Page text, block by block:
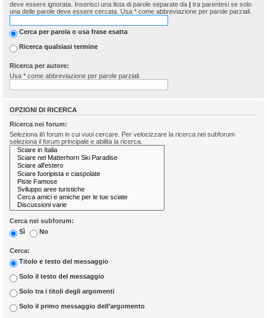
deve essere ignorata. Inserisci una lista di parole separate da | tra parentesi se solo
una delle parole deve essere cercata. Usa * come abbreviazione per parole parziali.
Cerca per parola o usa frase esatta
Ricerca qualsiasi termine
Ricerca per autore:
Usa * come abbreviazione per parole parziali.
OPZIONI DI RICERCA
Ricerca nei forum:
Seleziona il/i forum in cui vuoi cercare. Per velocizzare la ricerca nei subforum
seleziona il forum principale e abilita la ricerca.
Cerca nei subforum:
Sì
No
Cerca:
Titolo e testo del messaggio
Solo il testo del messaggio
Solo tra i titoli degli argomenti
Solo il primo messaggio dell’argomento